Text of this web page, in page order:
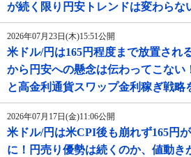
が続く限り円安トレンドは変わらな
2026年07月23日(木)15:51公開
米ドル/円は165円程度まで放置され
から円安への懸念は伝わってこない
と高金利通貨スワップ金利稼ぎ戦略
2026年07月17日(金)11:06公開
米ドル/円は米CPI後も崩れず165円
に！円売り優勢は続くのか、値動き